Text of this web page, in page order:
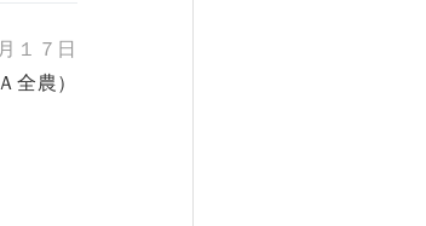
１７日
全農）